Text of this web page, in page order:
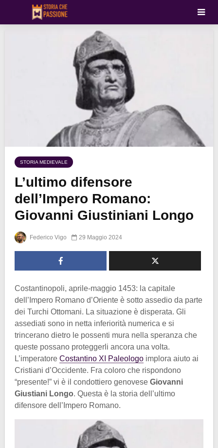
STORIA MEDIEVALE
L’ultimo difensore
dell’Impero Romano:
Giovanni Giustiniani Longo
Federico Vigo 29 Maggio 2024
Costantinopoli, aprile-maggio 1453: la capitale
dell’Impero Romano d’Oriente è sotto assedio da parte
dei Turchi Ottomani. La situazione è disperata. Gli
assediati sono in netta inferiorità numerica e si
trincerano dietro le possenti mura nella speranza che
queste possano proteggerli ancora una volta.
L’imperatore Costantino XI Paleologo implora aiuto ai
Cristiani d’Occidente. Fra coloro che rispondono
“presente!” vi è il condottiero genovese Giovanni
Giustiani Longo. Questa è la storia dell’ultimo
difensore dell’Impero Romano.